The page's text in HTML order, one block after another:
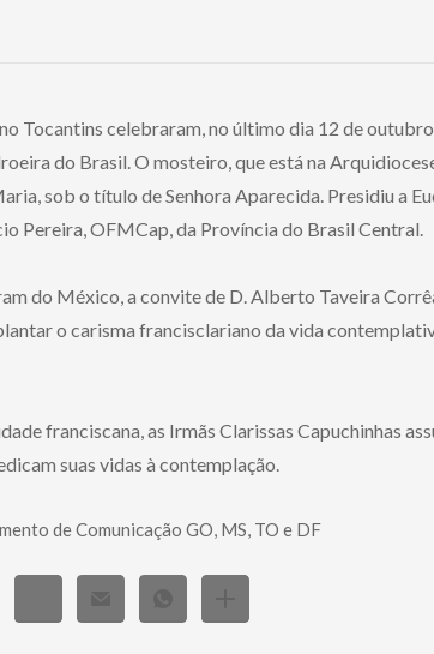
Tocantins celebraram, no último dia 12 de
do Brasil. O mosteiro, que está na
sob o título de Senhora Aparecida. Presidiu a
Pereira, OFMCap, da Província do Brasil Central.
do México, a convite de D. Alberto Taveira
o carisma francisclariano da vida
franciscana, as Irmãs Clarissas Capuchinhas
suas vidas à contemplação.
de Comunicação GO, MS, TO e DF